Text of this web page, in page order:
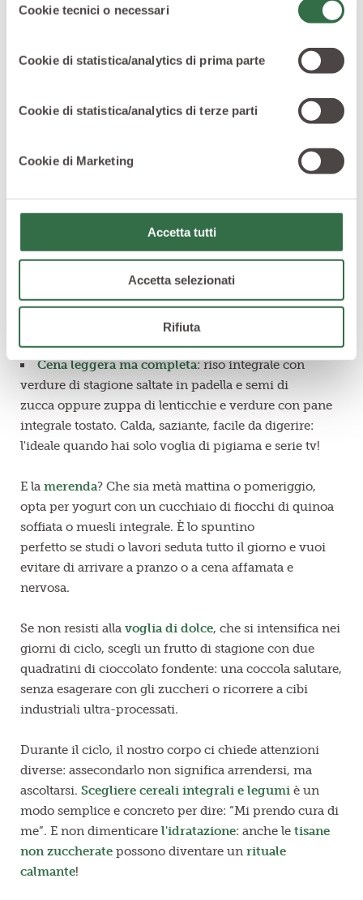
specifiche per i servizi forniti tramite il Sito Web.
delCookie tecnici o necessari
Cookie di statistica/analytics di prima parte
Cookie di statistica/analytics di terze parti
Cookie di Marketing
Accetta tutti
Accetta selezionati
Rifiuta
latte (anche vegetale), una manciata di frutta secca e
mantenere l'energia più stabile, riducendo il classico
effetto “picco e crollo” che spesso peggiora irritabilità e
pratichi regolarmente sport!
Pranzo con schiscetta:i legumi sono buoni anche
d'olio extravergine. In alternativa, utilizza spinaci
freschi, avocado e semi di girasole. Preparata la sera
prima, l’insalata di legumi è perfetta come pranzo
d’asporto da consumare al lavoro o all’università!
Cena leggera ma completa: riso integrale con
verdure di stagione saltate in padella e semi di
zucca oppure zuppa di lenticchie e verdure con pane
integrale tostato. Calda, saziante, facile da digerire:
l'ideale quando hai solo voglia di pigiama e serie tv!
E la merenda? Che sia metà mattina o pomeriggio,
opta per yogurt con un cucchiaio di fiocchi di quinoa
soffiata o muesli integrale. È lo spuntino
perfetto se studi o lavori seduta tutto il giorno e vuoi
evitare di arrivare a pranzo o a cena affamata e
nervosa.
Se non resisti alla voglia di dolce, che si intensifica nei
giorni di ciclo, scegli un frutto di stagione con due
quadratini di cioccolato fondente: una coccola salutare,
senza esagerare con gli zuccheri o ricorrere a cibi
industriali ultra-processati.
Durante il ciclo, il nostro corpo ci chiede attenzioni
diverse: assecondarlo non significa arrendersi, ma
ascoltarsi. Scegliere cereali integrali e legumi è un
modo semplice e concreto per dire: “Mi prendo cura di
me”. E non dimenticare l'idratazione: anche le tisane
non zuccherate possono diventare un rituale
calmante!